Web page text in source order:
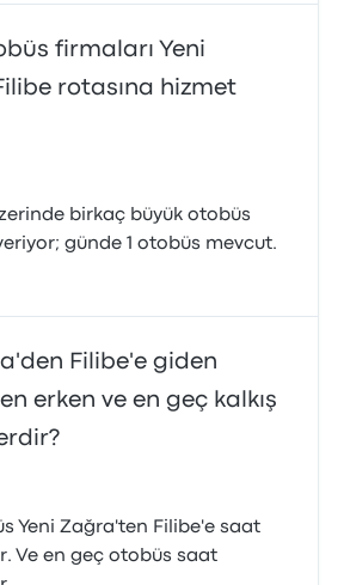
firmaları Yeni
rotasına hizmet
birkaç büyük otobüs
günde 1 otobüs mevcut.
Filibe'e giden
erken ve en geç kalkış
Yeni Zağra'ten Filibe'e saat
Ve en geç otobüs saat